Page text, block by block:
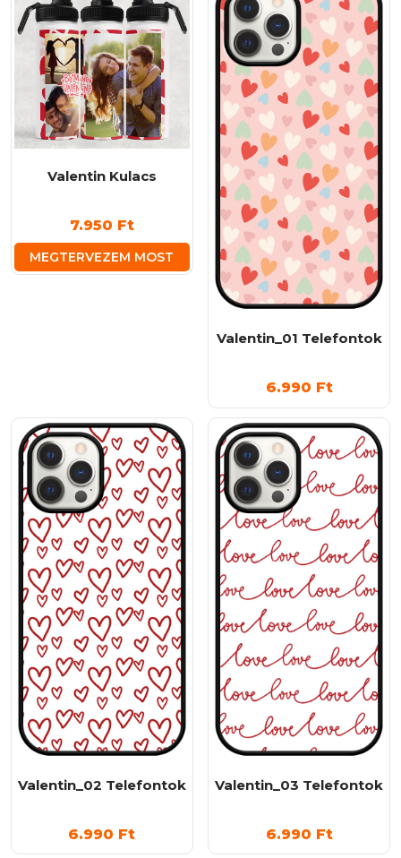
Valentin Kulacs
7.950 Ft
MEGTERVEZEM MOST
Valentin_01 Telefontok
6.990 Ft
Valentin_02 Telefontok
6.990 Ft
Valentin_03 Telefontok
6.990 Ft